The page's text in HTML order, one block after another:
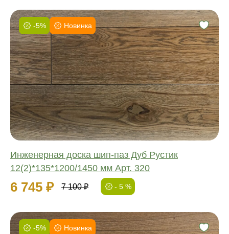
-5% Новинка
Инженерная доска шип-паз Дуб Рустик
12(2)*135*1200/1450 мм Арт. 320
6 745 ₽ 7 100 ₽ - 5 %
Фаска:
Соединение:
Обработка:
Длина:
Ширина:
Толщина:
-5% Новинка